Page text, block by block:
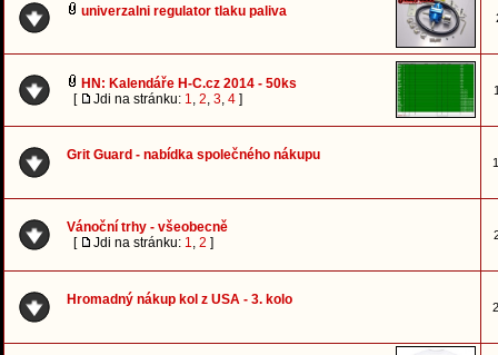
univerzalni regulator tlaku paliva
HN: Kalendáře H-C.cz 2014 - 50ks
[
Jdi na stránku: 1, 2, 3, 4 ]
Grit Guard - nabídka společného nákupu
Vánoční trhy - všeobecně
[
Jdi na stránku: 1, 2 ]
Hromadný nákup kol z USA - 3. kolo